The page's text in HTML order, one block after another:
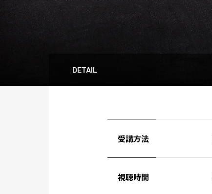
DETAIL
受講方法
視聴時間